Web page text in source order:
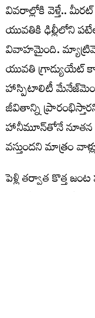
వివరాల్లోకి వెళ్తే..
యువతికి ఢిల్లీలోని
వివాహమైంది.
యువతి గ్రాడ్యుయేట్
హాస్పిటాలిటీ మేనేజ్‌మెంట్
జీవితాన్ని
హానీమూన్‌తోనే నూతన
వస్తుందని మాత్రం
పెళ్లి తర్వాత కొత్త
అయితే ఈ ట్రిప్‌లో